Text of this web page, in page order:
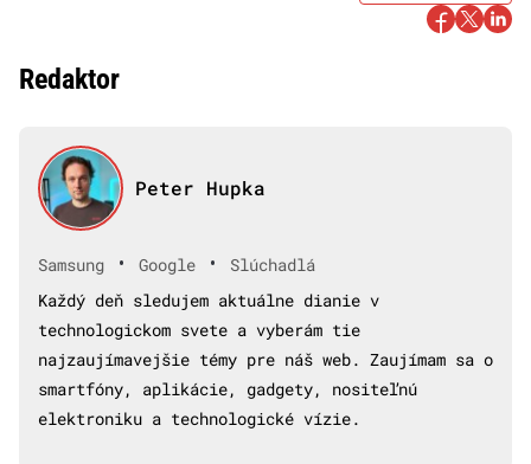
Redaktor
Peter Hupka
Samsung • Google •
Slúchadlá
Každý deň sledujem aktuálne dianie v
technologickom svete a vyberám tie
najzaujímavejšie témy pre náš web. Zaujímam sa o
smartfóny, aplikácie, gadgety, nositeľnú
elektroniku a technologické vízie.